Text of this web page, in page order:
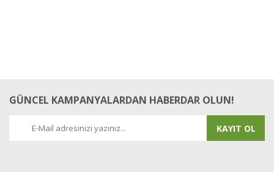
GÜNCEL KAMPANYALARDAN HABERDAR OLUN!
KAYIT OL